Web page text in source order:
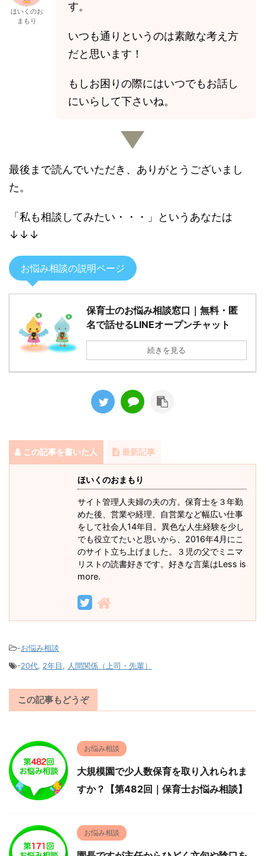
ほいくのお
まもり
す。
いつも通りというのは素敵な考え方
だと思います！
もしお困りの際にはいつでもお話し
にいらして下さいね。
最後まで読んでいただき、ありがとうございまし
た。
「私も相談してみたい・・・」というあなたは
↓↓↓
お悩み相談の説明ページ
保育士のお悩み相談窓口｜無料・匿
名で話せるLINEオープンチャット
続きを見る
この記事を書いた人 最新記事
ほいくのおまもり
サイト管理人夫婦の夫の方。保育士を３年勤
めた後、営業や経理、自営業など幅広い仕事
をして社会人14年目。異色な人生経験を少し
でも役立てたいと思いから、2016年4月にこ
のサイト立ち上げました。３児の父でミニマ
リストの読書好きです。好きな言葉はLess is
more.
-お悩み相談
-20代, 2年目, 人間関係（上司・先輩）
この記事もどうぞ
お悩み相談
大規模園で少人数保育を取り入れられま
すか？【第482回｜保育士お悩み相談】
お悩み相談